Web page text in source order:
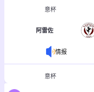
意杯
阿雷佐
情报
意杯